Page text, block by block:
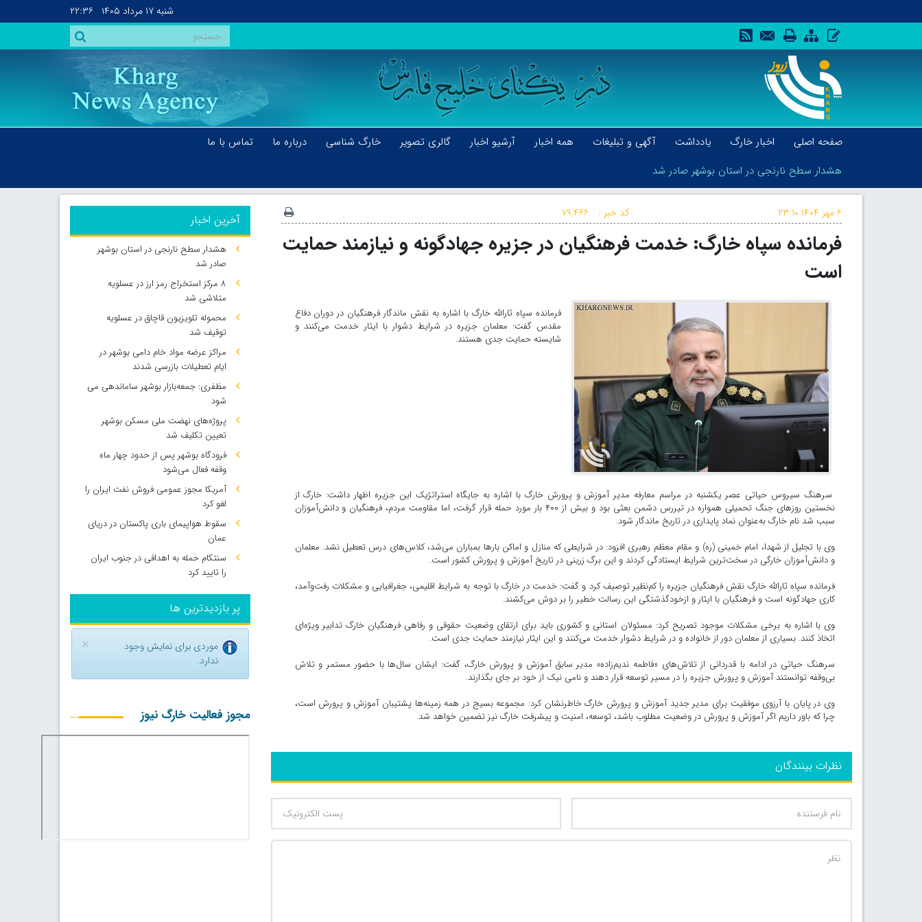
شنبه ۱۷ مرداد ۱۴۰۵ ۲۲:۳۶
صفحه اصلی اخبار خارگ یادداشت آگهی و تبلیغات همه اخبار آرشیو اخبار گالری تصویر خارگ شناسی درباره ما
تماس با ما
هشدار سطح نارنجی در استان بوشهر صادر شد
هشدار سطح نارنجی در استان بوشهر صادر شد
کد خبر : ۷۹,۴۶۶ ۶ مهر ۱۴۰۴ ۲۳:۱۰
فرمانده سپاه خارگ: خدمت فرهنگیان در جزیره جهادگونه و نیازمند حمایت
است
فرمانده سپاه ثارالله خارگ با اشاره به نقش ماندگار فرهنگیان در دوران دفاع
مقدس گفت: معلمان جزیره در شرایط دشوار با ایثار خدمت می‌کنند و
شایسته حمایت جدی هستند.
سرهنگ سیروس حیاتی عصر یکشنبه در مراسم معارفه مدیر آموزش و پرورش خارگ با اشاره به جایگاه استراتژیک این جزیره اظهار داشت: خارگ از
نخستین روزهای جنگ تحمیلی همواره در تیررس دشمن بعثی بود و بیش از ۴۰۰ بار مورد حمله قرار گرفت، اما مقاومت مردم، فرهنگیان و دانش‌آموزان
سبب شد نام خارگ به‌عنوان نماد پایداری در تاریخ ماندگار شود.
وی با تجلیل از شهدا، امام خمینی (ره) و مقام معظم رهبری افزود: در شرایطی که منازل و اماکن بارها بمباران می‌شد، کلاس‌های درس تعطیل نشد. معلمان
و دانش‌آموزان خارگی در سخت‌ترین شرایط ایستادگی کردند و این برگ زرینی در تاریخ آموزش و پرورش کشور است.
فرمانده سپاه ثارالله خارگ نقش فرهنگیان جزیره را کم‌نظیر توصیف کرد و گفت: خدمت در خارگ با توجه به شرایط اقلیمی، جغرافیایی و مشکلات رفت‌وآمد،
کاری جهادگونه است و فرهنگیان با ایثار و ازخودگذشتگی این رسالت خطیر را بر دوش می‌کشند.
وی با اشاره به برخی مشکلات موجود تصریح کرد: مسئولان استانی و کشوری باید برای ارتقای وضعیت حقوقی و رفاهی فرهنگیان خارگ تدابیر ویژه‌ای
اتخاذ کنند. بسیاری از معلمان دور از خانواده و در شرایط دشوار خدمت می‌کنند و این ایثار نیازمند حمایت جدی است.
سرهنگ حیاتی در ادامه با قدردانی از تلاش‌های «فاطمه ندیم‌زاده» مدیر سابق آموزش و پرورش خارگ، گفت: ایشان سال‌ها با حضور مستمر و تلاش
بی‌وقفه توانستند آموزش و پرورش جزیره را در مسیر توسعه قرار دهند و نامی نیک از خود بر جای بگذارند.
وی در پایان با آرزوی موفقیت برای مدیر جدید آموزش و پرورش خارگ خاطرنشان کرد: مجموعه بسیج در همه زمینه‌ها پشتیبان آموزش و پرورش است،
چرا که باور داریم اگر آموزش و پرورش در وضعیت مطلوب باشد، توسعه، امنیت و پیشرفت خارگ نیز تضمین خواهد شد.
نظرات بینندگان
آخرین اخبار
هشدار سطح نارنجی در استان بوشهر
صادر شد
۸ مرکز استخراج رمز ارز در عسلویه
متلاشی شد
محموله تلویزیون قاچاق در عسلویه
توقیف شد
مراکز عرضه مواد خام دامی بوشهر در
ایام تعطیلات بازرسی شدند
مظفری: جمعه‌بازار بوشهر ساماندهی می‌
شود
پروژه‌های نهضت ملی مسکن بوشهر
تعیین تکلیف شد
فرودگاه بوشهر پس از حدود چهار ماه
وقفه فعال می‌شود
آمریکا مجوز عمومی فروش نفت ایران را
لغو کرد
سقوط هواپیمای باری پاکستان در دریای
عمان
سنتکام حمله به اهدافی در جنوب ایران
را تایید کرد
پر بازدیدترین ها
×
موردی برای نمایش وجود
ندارد.
مجوز فعالیت خارگ نیوز